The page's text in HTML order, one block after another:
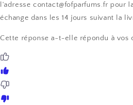
l'adresse contact@fofparfums.fr pour
échange dans les 14 jours suivant la
Cette réponse a-t-elle répondu à vos